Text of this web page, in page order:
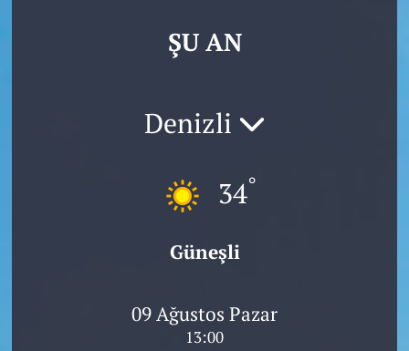
ŞU AN
Denizli
34°
Güneşli
09 Ağustos Pazar
13:00